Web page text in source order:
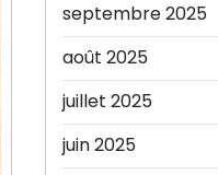
septembre 2025
août 2025
juillet 2025
juin 2025